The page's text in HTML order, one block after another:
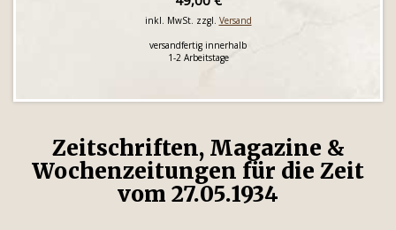
inkl. MwSt. zzgl. Versand
versandfertig innerhalb
1-2 Arbeitstage
Zeitschriften, Magazine &
Wochenzeitungen für die Zeit
vom 27.05.1934